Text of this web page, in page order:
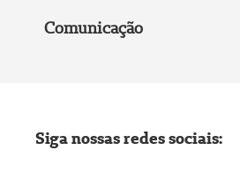
Comunicação
Siga nossas redes sociais: